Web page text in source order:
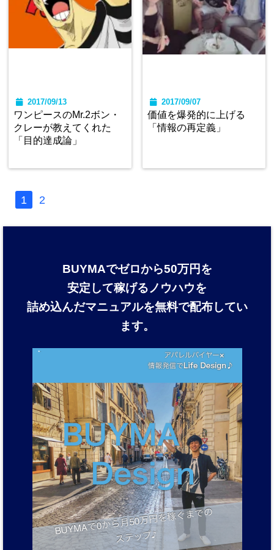
2017/09/13
ワンピースのMr.2ボン・
クレーが教えてくれた
「目的達成論」
2017/09/07
価値を爆発的に上げる
「情報の再定義」
1 2
BUYMAでゼロから50万円を
安定して稼げるノウハウを
詰め込んだマニュアルを無料で配布してい
ます。